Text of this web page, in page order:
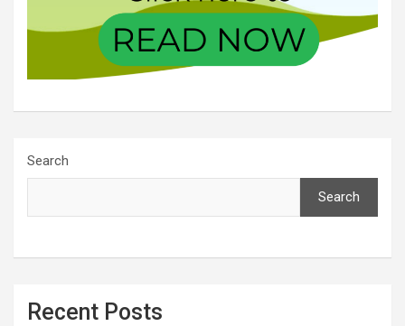
Search
Search
Recent Posts